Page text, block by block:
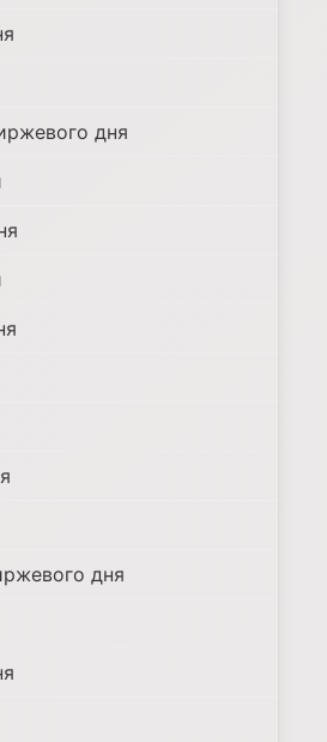
дня
дня